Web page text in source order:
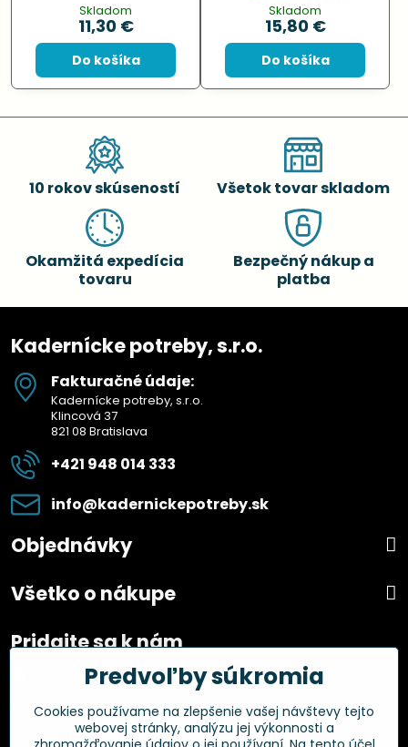
Skladom
11,30 €
Do košíka
Skladom
15,80 €
Do košíka
10 rokov skúseností Všetok tovar skladom
Okamžitá expedícia
tovaru
Bezpečný nákup a
platba
Kadernícke potreby, s.r.o.
Fakturačné údaje:
Kadernícke potreby, s.r.o.
Klincová 37
821 08 Bratislava
+421 948 014 333
info​@kadernickepotreby​.sk
Objednávky
Všetko o nákupe
Pridajte sa k nám
FacebookPredvoľby súkromia
Cookies používame na zlepšenie vašej návštevy tejto
webovej stránky, analýzu jej výkonnosti a